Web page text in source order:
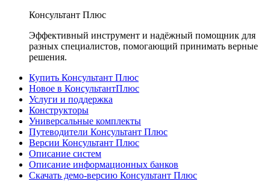
Консультант Плюс
Эффективный инструмент и надёжный помощник для
разных специалистов, помогающий принимать верные
решения.
Купить Консультант Плюс
Новое в КонсультантПлюс
Услуги и поддержка
Конструкторы
Универсальные комплекты
Путеводители Консультант Плюс
Версии Консультант Плюс
Описание систем
Описание информационных банков
Скачать демо-версию Консультант Плюс